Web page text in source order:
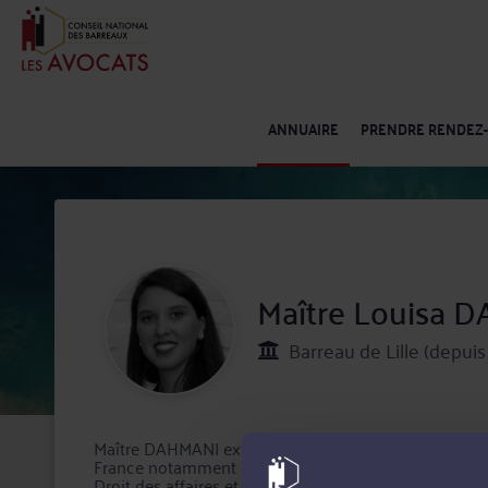
ANNUAIRE PRENDRE
Maître Louisa
Barreau de Lille
Maître DAHMANI exerce son activité d'avocat à Lille
France notamment en Baux commerciaux, Droit